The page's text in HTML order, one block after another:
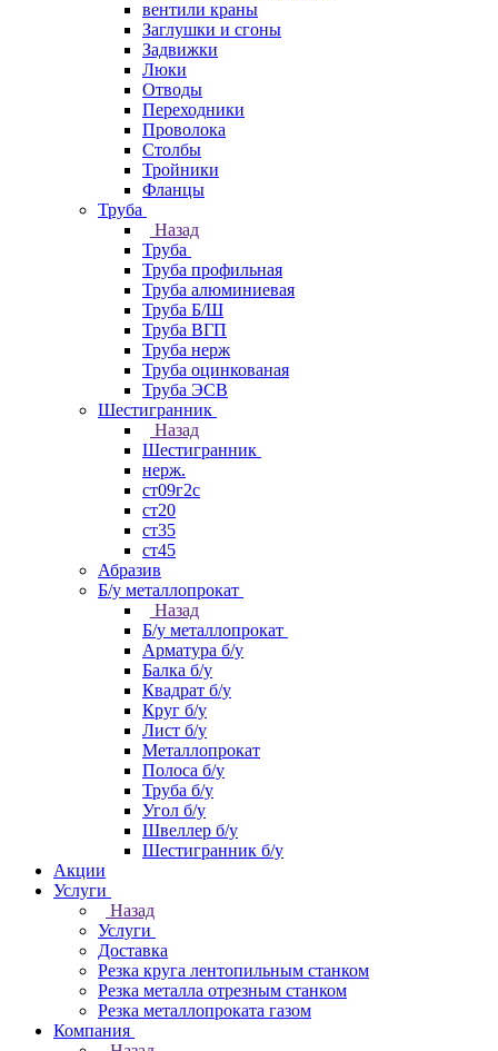
вентили краны
Заглушки и сгоны
Задвижки
Люки
Отводы
Переходники
Проволока
Столбы
Тройники
Фланцы
Труба
Назад
Труба
Труба профильная
Труба алюминиевая
Труба Б/Ш
Труба ВГП
Труба нерж
Труба оцинкованая
Труба ЭСВ
Шестигранник
Назад
Шестигранник
нерж.
ст09г2с
ст20
ст35
ст45
Абразив
Б/у металлопрокат
Назад
Б/у металлопрокат
Арматура б/у
Балка б/у
Квадрат б/у
Круг б/у
Лист б/у
Металлопрокат
Полоса б/у
Труба б/у
Угол б/у
Швеллер б/у
Шестигранник б/у
Акции
Услуги
Назад
Услуги
Доставка
Резка круга лентопильным станком
Резка металла отрезным станком
Резка металлопроката газом
Компания